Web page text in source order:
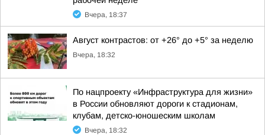
Вчера, 18:37
Август контрастов: от +26° до +5° за неделю
Вчера, 18:32
По нацпроекту «Инфраструктура для жизни»
в России обновляют дороги к стадионам,
клубам, детско-юношеским школам
Вчера, 18:32